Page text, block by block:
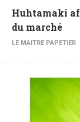
Huhtamaki
du marché
LE MAITRE PAPETIER